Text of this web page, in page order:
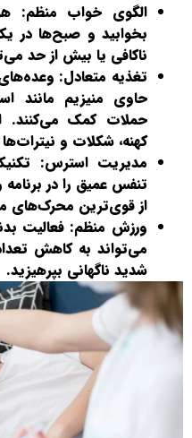
الگوی خواب
بخوابید و صبح‌ها در
ناکافی یا بیش از حد
تغذیه متعادل:
حاوی منیزیم مانند
حملات کمک می‌کنند.
کهنه، شکلات و نیترات‌ها
مدیریت استرس:
تنفس عمیق را در
از قوی‌ترین محرک‌های
ورزش منظم: فعالیت
می‌تواند به کاهش
شدید ناگهانی بپرهیزید.